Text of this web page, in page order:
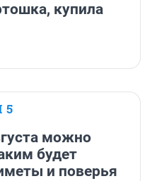
купила
5
можно
будет
и поверья